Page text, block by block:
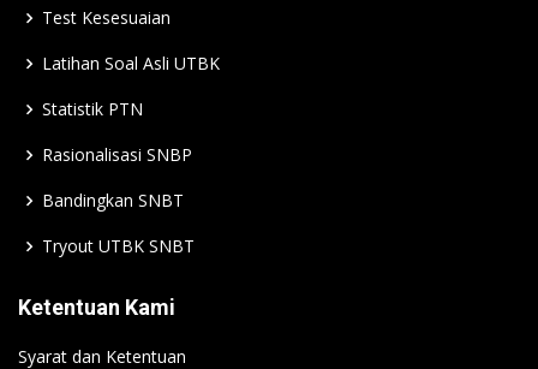
Test Kesesuaian
Latihan Soal Asli UTBK
Statistik PTN
Rasionalisasi SNBP
Bandingkan SNBT
Tryout UTBK SNBT
Ketentuan Kami
Syarat dan Ketentuan